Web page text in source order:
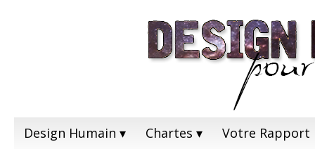
Design Humain Chartes Votre Rapport